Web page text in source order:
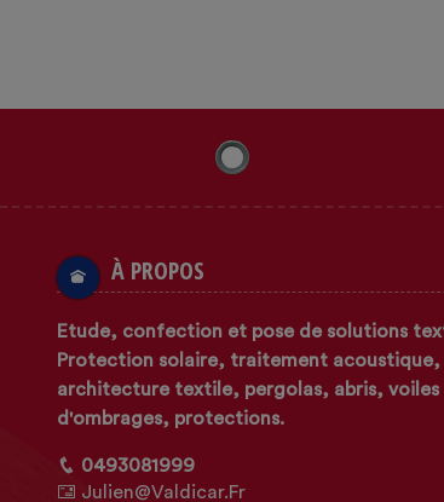
À PROPOS
Etude, confection et pose de solutions
Protection solaire, traitement acoustique,
architecture textile, pergolas, abris, voiles
d'ombrages, protections.
0493081999
Julien@valdicar.fr